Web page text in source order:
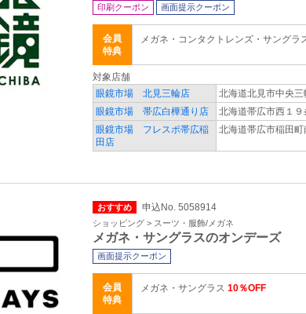
印刷クーポン 画面提示クーポン
会員
特典
メガネ・コンタクトレンズ・サングラ
対象店舗
眼鏡市場 北見三輪店
北海道北見市中央
眼鏡市場 帯広白樺通り店
北海道帯広市西１
眼鏡市場 フレスポ帯広稲
田店
北海道帯広市稲田町
おすすめ 申込No. 5058914
ショッピング > スーツ・服飾/メガネ
メガネ・サングラスのオンデーズ
画面提示クーポン
会員
特典
メガネ・サングラス 10％OFF